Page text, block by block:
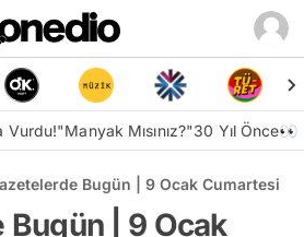
Vurdu!"Manyak Mısınız?"30 Yıl Önce👀
Bugün | 9 Ocak Cumartesi
Bugün | 9 Ocak